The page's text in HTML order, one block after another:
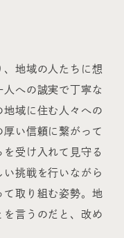
地域の人たちに想
への誠実で丁寧な
域に住む人々への
い信頼に繋がって
受け入れて見守る
挑戦を行いながら
て取り組む姿勢。地
言うのだと、改め